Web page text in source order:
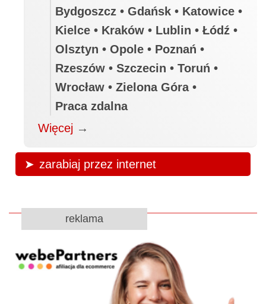
Bydgoszcz • Gdańsk • Katowice •
Kielce • Kraków • Lublin • Łódź •
Olsztyn • Opole • Poznań •
Rzeszów • Szczecin • Toruń •
Wrocław • Zielona Góra •
Praca zdalna
Więcej →
zarabiaj przez internet
reklama